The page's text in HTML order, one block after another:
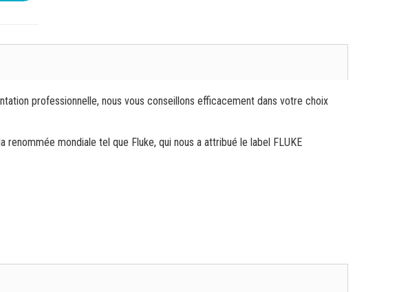
professionnelle, nous vous conseillons efficacement dans votre choix
mondiale tel que Fluke, qui nous a attribué le label FLUKE